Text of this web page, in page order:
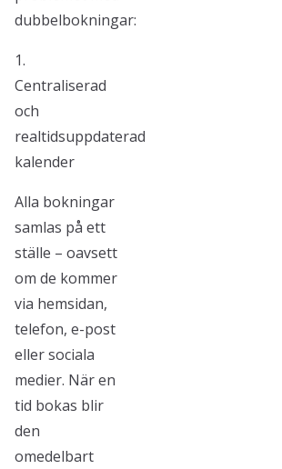
dubbelbokningar:
1.
Centraliserad
och
realtidsuppdaterad
kalender
Alla bokningar
samlas på ett
ställe – oavsett
om de kommer
via hemsidan,
telefon, e-post
eller sociala
medier. När en
tid bokas blir
den
omedelbart